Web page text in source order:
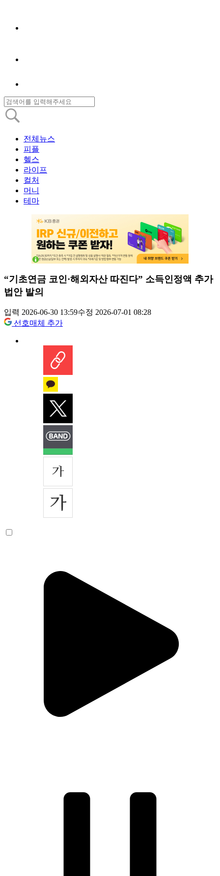
전체뉴스
피플
헬스
라이프
컬처
머니
테마
“기초연금 코인·해외자산 따진다” 소득인정액 추가
법안 발의
입력 2026-06-30 13:59수정 2026-07-01 08:28
선호매체 추가